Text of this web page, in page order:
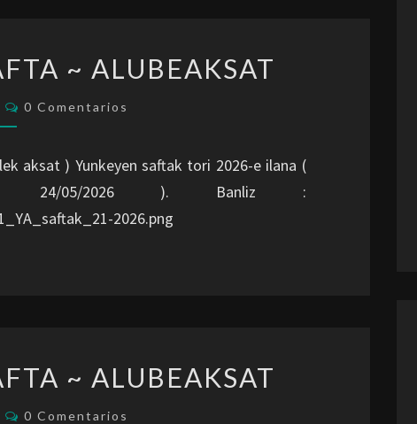
ALUBEAKSAT
~ ALUBEAKSAT
Comentarios
0 Comentarios
aksat ) Yunkeyen saftak tori 2026-e ilana (
– 24/05/2026 ). Banliz :
2026.png
~ ALUBEAKSAT
Comentarios
0 Comentarios